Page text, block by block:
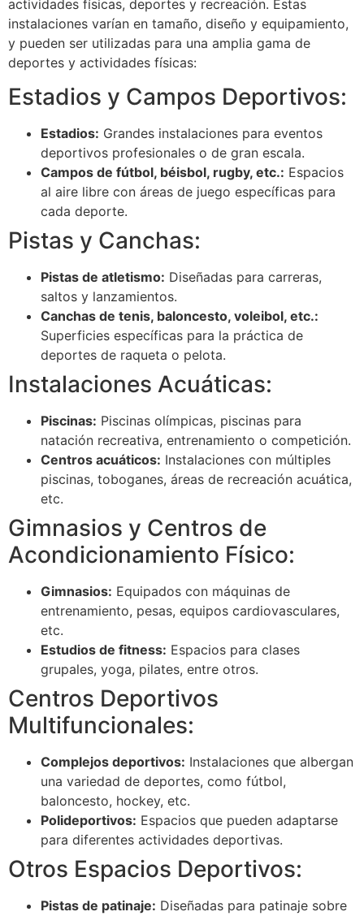
actividades físicas, deportes y recreación. Estas
instalaciones varían en tamaño, diseño y equipamiento,
y pueden ser utilizadas para una amplia gama de
deportes y actividades físicas:
Estadios y Campos Deportivos:
Estadios: Grandes instalaciones para eventos
deportivos profesionales o de gran escala.
Campos de fútbol, béisbol, rugby, etc.: Espacios
al aire libre con áreas de juego específicas para
cada deporte.
Pistas y Canchas:
Pistas de atletismo: Diseñadas para carreras,
saltos y lanzamientos.
Canchas de tenis, baloncesto, voleibol, etc.:
Superficies específicas para la práctica de
deportes de raqueta o pelota.
Instalaciones Acuáticas:
Piscinas: Piscinas olímpicas, piscinas para
natación recreativa, entrenamiento o competición.
Centros acuáticos: Instalaciones con múltiples
piscinas, toboganes, áreas de recreación acuática,
etc.
Gimnasios y Centros de
Acondicionamiento Físico:
Gimnasios: Equipados con máquinas de
entrenamiento, pesas, equipos cardiovasculares,
etc.
Estudios de fitness: Espacios para clases
grupales, yoga, pilates, entre otros.
Centros Deportivos
Multifuncionales:
Complejos deportivos: Instalaciones que albergan
una variedad de deportes, como fútbol,
baloncesto, hockey, etc.
Polideportivos: Espacios que pueden adaptarse
para diferentes actividades deportivas.
Otros Espacios Deportivos:
Pistas de patinaje: Diseñadas para patinaje sobre